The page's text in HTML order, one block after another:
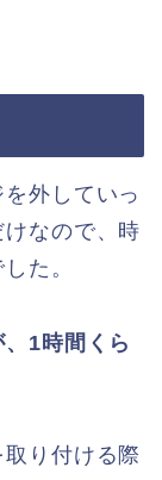
外していっ
なので、時
た。
1時間くら
り付ける際